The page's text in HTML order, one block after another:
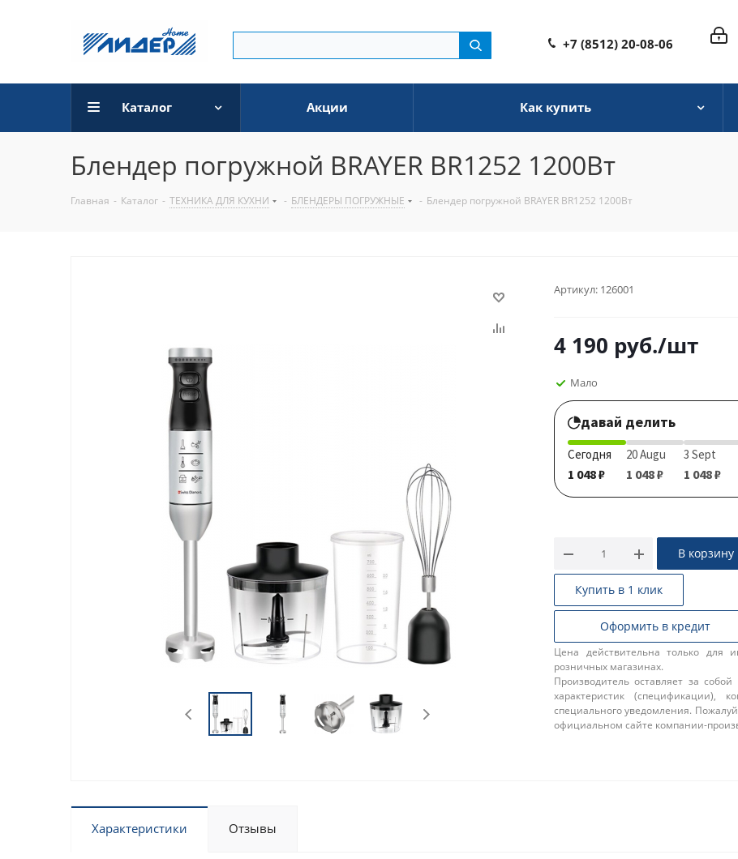
+7 (8512) 20-08-06
Каталог Акции Как купить
Блендер погружной BRAYER BR1252 1200Вт
Главная - Каталог - ТЕХНИКА ДЛЯ КУХНИ - БЛЕНДЕРЫ ПОГРУЖНЫЕ - Блендер погружной BRAYER BR1252 1200Вт
Артикул: 126001
4 190 руб./шт
Мало
давай делить
Сегодня
1 048 ₽
20 Augu
1 048 ₽
3 Sept
1 048 ₽
В корзину
Купить в 1 клик
Оформить в кредит
Цена действительна только для
розничных магазинах.
Производитель оставляет за
характеристик (спецификации),
специального уведомления.
официальном сайте компании-
Характеристики Отзывы